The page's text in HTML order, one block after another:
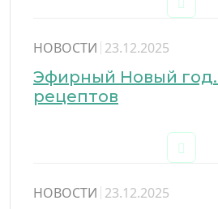
НОВОСТИ 23.12.2025
Эфирный Новый год.
рецептов
НОВОСТИ 23.12.2025